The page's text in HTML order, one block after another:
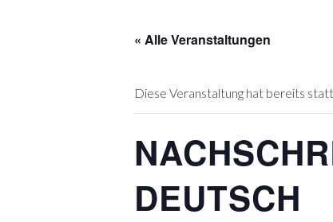
« Alle Veranstaltungen
Diese Veranstaltung hat bereits
DEUTSCH